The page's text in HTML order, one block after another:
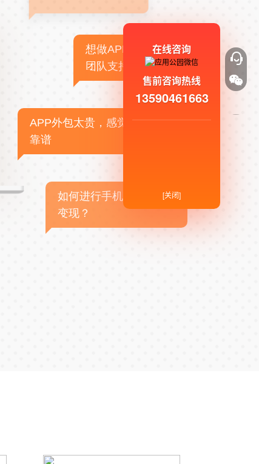
想做APP，但没有技术
团队支持
APP外包太贵，感觉不
靠谱
如何进行手机APP商业
变现？
在线咨询
售前咨询热线
13590461663
[关闭]